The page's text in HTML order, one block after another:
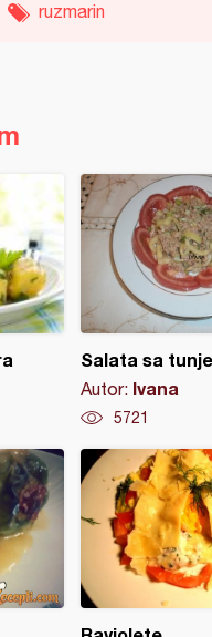
ruzmarin
Salata sa
Autor: Ivana
5721